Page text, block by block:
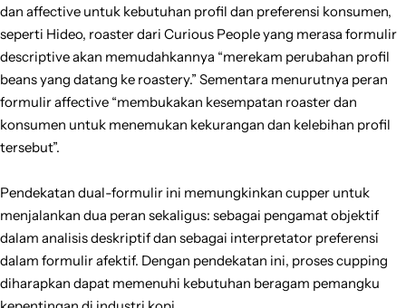
dan affective untuk kebutuhan profil dan preferensi konsumen,
seperti Hideo, roaster dari Curious People yang merasa formulir
descriptive akan memudahkannya “merekam perubahan profil
beans yang datang ke roastery.” Sementara menurutnya peran
formulir affective “membukakan kesempatan roaster dan
konsumen untuk menemukan kekurangan dan kelebihan profil
tersebut”.
Pendekatan dual-formulir ini memungkinkan cupper untuk
menjalankan dua peran sekaligus: sebagai pengamat objektif
dalam analisis deskriptif dan sebagai interpretator preferensi
dalam formulir afektif. Dengan pendekatan ini, proses cupping
diharapkan dapat memenuhi kebutuhan beragam pemangku